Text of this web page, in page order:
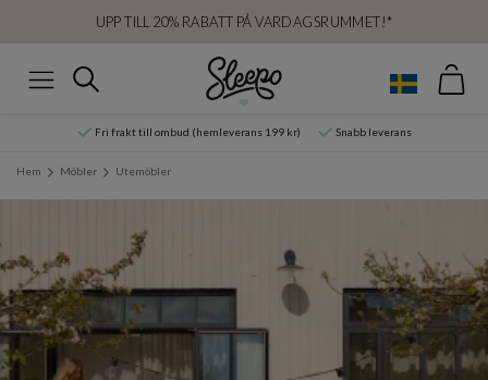
UPP TILL 20% RABATT PÅ VARDAGSRUMMET!*
Sök
Fri frakt till ombud (hemleverans 199 kr) Snabb leverans
Hem Möbler Utemöbler